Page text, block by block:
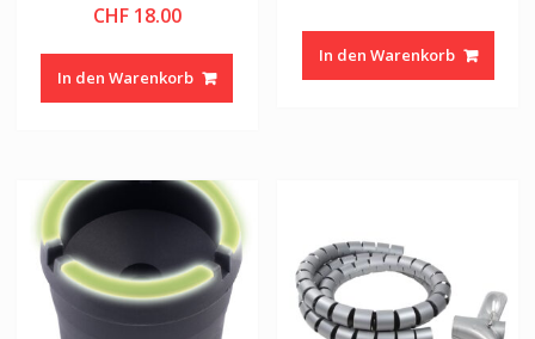
CHF18.00
In den Warenkorb
In den Warenkorb